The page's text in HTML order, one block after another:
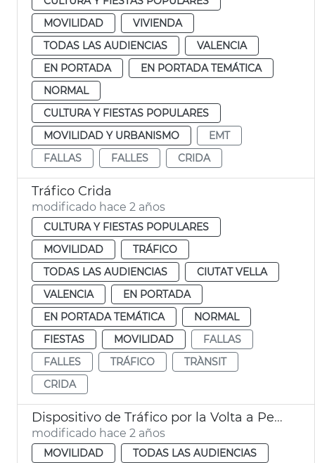
MOVILIDAD
VIVIENDA
TODAS LAS AUDIENCIAS
VALENCIA
EN PORTADA
EN PORTADA TEMÁTICA
NORMAL
CULTURA Y FIESTAS POPULARES
MOVILIDAD Y URBANISMO
EMT
FALLAS
FALLES CRIDA
Tráfico Crida
modificado hace 2 años
CULTURA Y FIESTAS POPULARES
MOVILIDAD
TRÁFICO
TODAS LAS AUDIENCIAS
CIUTAT VELLA
VALENCIA
EN PORTADA
EN PORTADA TEMÁTICA
NORMAL
FIESTAS
MOVILIDAD
FALLAS
FALLES
TRÁFICO
TRÀNSIT
CRIDA
Dispositivo de Tráfico por la Volta a Peu de les Falles
modificado hace 2 años
MOVILIDAD
TODAS LAS AUDIENCIAS